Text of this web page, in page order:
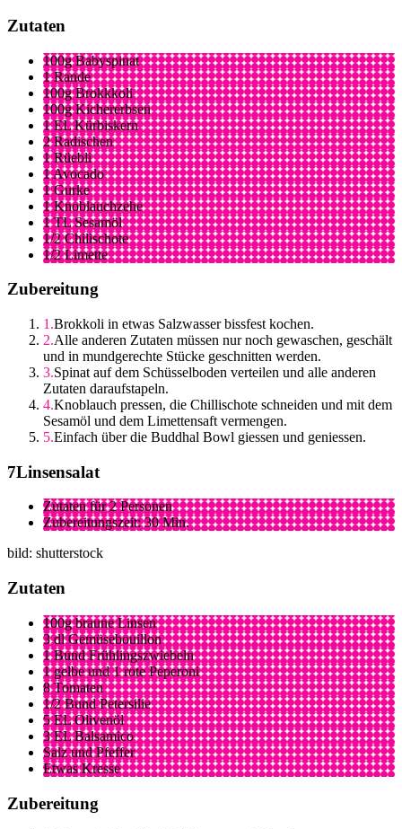
Zutaten
100g Babyspinat
1 Rande
100g Brokkkoli
100g Kichererbsen
1 EL Kürbiskern
2 Radischen
1 Rüebli
1 Avocado
1 Gurke
1 Knoblauchzehe
1 TL Sesamöl
1/2 Chilischote
1/2 Limette
Zubereitung
Brokkoli in etwas Salzwasser bissfest kochen.
Alle anderen Zutaten müssen nur noch gewaschen, geschält
und in mundgerechte Stücke geschnitten werden.
Spinat auf dem Schüsselboden verteilen und alle anderen
Zutaten daraufstapeln.
Knoblauch pressen, die Chillischote schneiden und mit dem
Sesamöl und dem Limettensaft vermengen.
Einfach über die Buddhal Bowl giessen und geniessen.
Linsensalat
Zutaten für 2 Personen
Zubereitungszeit: 30 Min.
bild: shutterstock
Zutaten
100g braune Linsen
3 dl Gemüsebouillon
1 Bund Frühlingszwiebeln
1 gelbe und 1 rote Peperoni
8 Tomaten
1/2 Bund Petersilie
5 EL Olivenöl
3 EL Balsamico
Salz und Pfeffer
Etwas Kresse
Zubereitung